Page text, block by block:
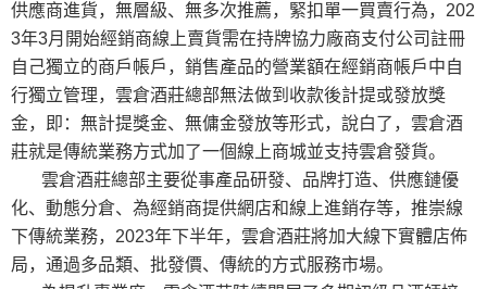
供應商進貨，無層級、無多次推薦，緊扣單一買賣行為， 202
3年3月開始經銷商線上賣貨需在持牌協力廠商支付公司註冊
自己獨立的商戶帳戶，銷售產品的營業額在經銷商帳戶中自
行獨立管理，雲倉酒莊總部無法做到收款後計提或發放獎
金，即：無計提獎金、無傭金發放等形式，說白了，雲倉酒
莊就是傳統業務方式加了一個線上商城並支持雲倉發貨。
雲倉酒莊總部主要從事產品研發、品牌打造、供應鏈優
化、動態分倉、為經銷商提供網店和線上進銷存等，推崇線
下傳統業務， 2023年下半年，雲倉酒莊將加大線下實體店佈
局，通過多品類、批發價、傳統的方式服務市場。